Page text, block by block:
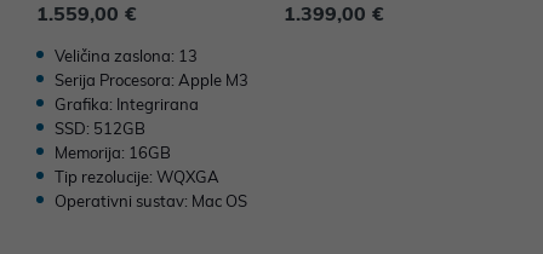
12GB SSD - Silver
1.559,00 €
Veličina zaslona: 13
Serija Procesora: Apple M3
Grafika: Integrirana
SSD: 512GB
Memorija: 16GB
Tip rezolucije: WQXGA
Operativni sustav: Mac OS
a - IZLOŽBENI ARTIKL
1.399,00 €